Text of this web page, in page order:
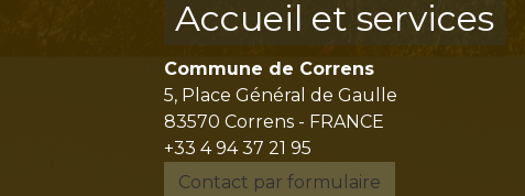
Accueil et services
Commune de Correns
5, Place Général de Gaulle
83570 Correns - FRANCE
+33 4 94 37 21 95
Contact par formulaire